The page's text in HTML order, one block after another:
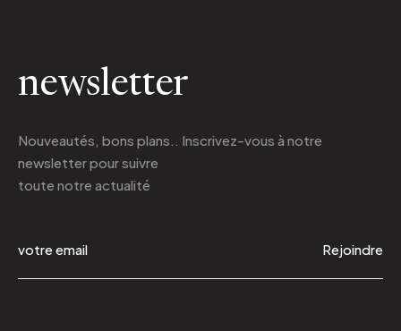
newsletter
Nouveautés, bons plans.. Inscrivez-vous à notre
newsletterpour suivre
toute notre actualité
Rejoindre